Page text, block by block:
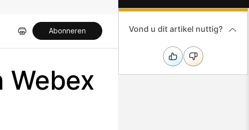
Abonneren Vond u dit artikel nuttig?